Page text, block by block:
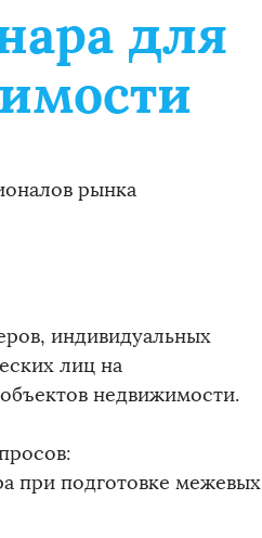
для
рынка
индивидуальных
лиц на
недвижимости.
при подготовке межевых